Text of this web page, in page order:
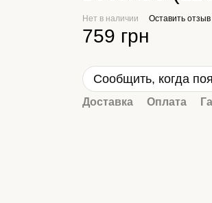
Нет в наличии Оставить отзыв
759 грн
Сообщить, когда
Доставка Оплата